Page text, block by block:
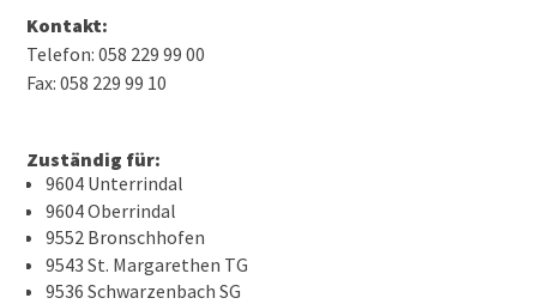
Kontakt:
Telefon: 058 229 99 00
Fax: 058 229 99 10
Zuständig für:
9604 Unterrindal
9604 Oberrindal
9552 Bronschhofen
9543 St. Margarethen TG
9536 Schwarzenbach SG